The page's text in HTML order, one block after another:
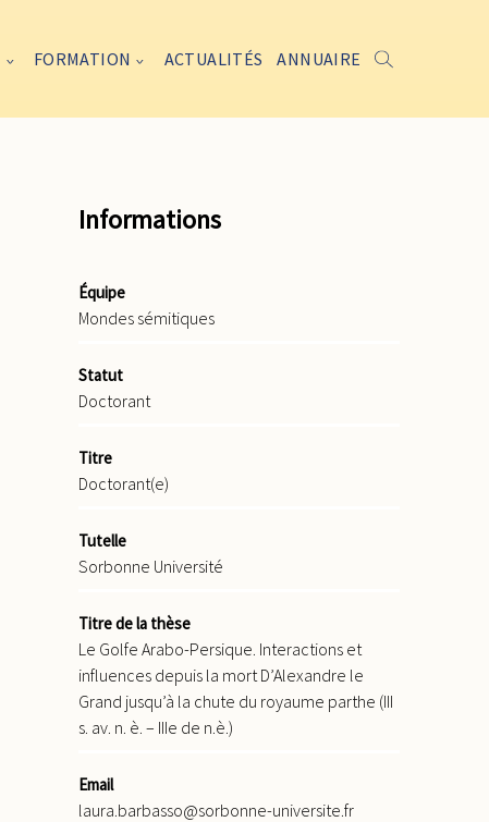
FORMATION ACTUALITÉS ANNUAIRE
Informations
Équipe
Mondes sémitiques
Statut
Doctorant
Titre
Doctorant(e)
Tutelle
Sorbonne Université
Titre de la thèse
Le Golfe Arabo-Persique. Interactions et
influences depuis la mort D’Alexandre le
Grand jusqu’à la chute du royaume parthe (III
s. av. n. è. – IIIe de n.è.)
Email
laura.barbasso@sorbonne-universite.fr